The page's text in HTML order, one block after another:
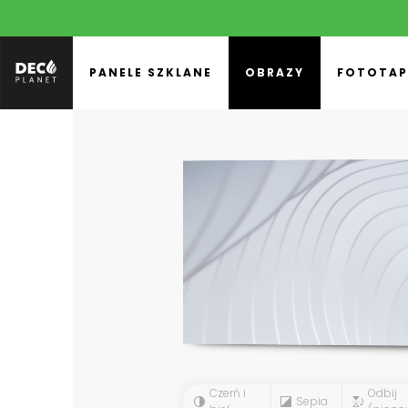
PANELE SZKLANE OBRAZY
Czerń i
Sepia
Odbij